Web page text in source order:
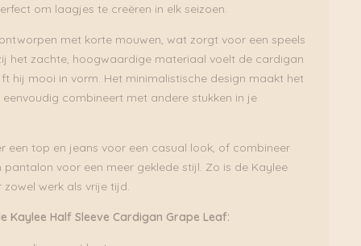
om laagjes te creëren in elk seizoen.
met korte mouwen, wat zorgt voor een speels
het zachte, hoogwaardige materiaal voelt de cardigan
hij mooi in vorm. Het minimalistische design maakt het
combineert met andere stukken in je
een top en jeans voor een casual look, of combineer
pantalon voor een meer geklede stijl. Zo is de Kaylee
werk als vrije tijd.
Kaylee Half Sleeve Cardigan Grape Leaf: